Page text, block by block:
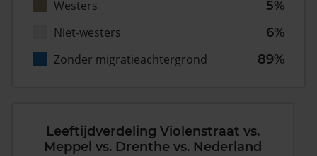
Westers
5%
Niet-westers
6%
Zonder migratieachtergrond
89%
Leeftijdverdeling Violenstraat vs.
Meppel vs. Drenthe vs. Nederland